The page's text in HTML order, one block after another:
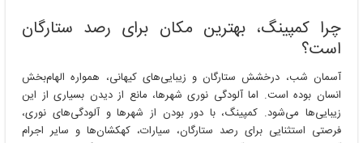
چرا کمپینگ، بهترین مکان برای رصد ستارگان
است؟
آسمان شب، درخشش ستارگان و زیبایی‌های کیهانی، همواره الهام‌بخش
انسان بوده است. اما آلودگی نوری شهرها، مانع از دیدن بسیاری از این
زیبایی‌ها می‌شود. کمپینگ، با دور بودن از شهرها و آلودگی‌های نوری،
فرصتی استثنایی برای رصد ستارگان، سیارات، کهکشان‌ها و سایر اجرام